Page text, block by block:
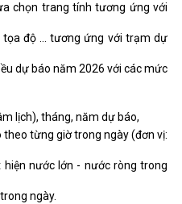
chọn trang tính tương ứng với
tọa độ … tương ứng với trạm dự
dự báo năm 2026 với các mức
lịch), tháng, năm dự báo,
từng giờ trong ngày (đơn vị:
nước lớn - nước ròng trong
ngày.